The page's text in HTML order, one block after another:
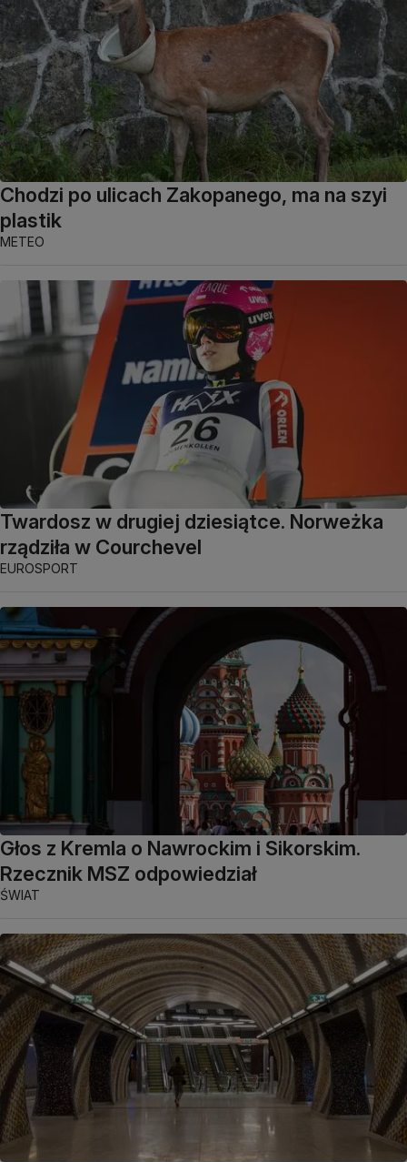
Chodzi po ulicach Zakopanego, ma na szyi
plastik
METEO
Twardosz w drugiej dziesiątce. Norweżka
rządziła w Courchevel
EUROSPORT
Głos z Kremla o Nawrockim i Sikorskim.
Rzecznik MSZ odpowiedział
ŚWIAT